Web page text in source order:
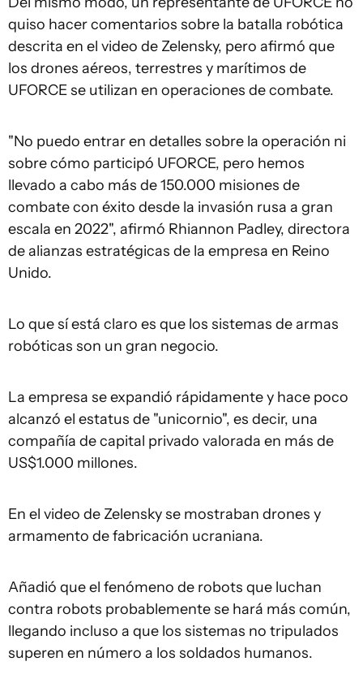
quiso hacer comentarios sobre la batalla robótica
descrita en el video de Zelensky, pero afirmó que
los drones aéreos, terrestres y marítimos de
UFORCE se utilizan en operaciones de combate.
"No puedo entrar en detalles sobre la operación ni
sobre cómo participó UFORCE, pero hemos
llevado a cabo más de 150.000 misiones de
combate con éxito desde la invasión rusa a gran
escala en 2022", afirmó Rhiannon Padley, directora
de alianzas estratégicas de la empresa en Reino
Unido.
Lo que sí está claro es que los sistemas de armas
robóticas son un gran negocio.
La empresa se expandió rápidamente y hace poco
alcanzó el estatus de "unicornio", es decir, una
compañía de capital privado valorada en más de
US$1.000 millones.
En el video de Zelensky se mostraban drones y
armamento de fabricación ucraniana.
Añadió que el fenómeno de robots que luchan
contra robots probablemente se hará más común,
llegando incluso a que los sistemas no tripulados
superen en número a los soldados humanos.